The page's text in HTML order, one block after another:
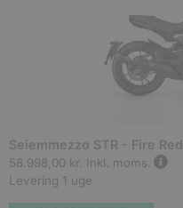
Seiemmezzo STR - Fire Red
58.998,00 kr. Inkl. moms.
Levering 1 uge